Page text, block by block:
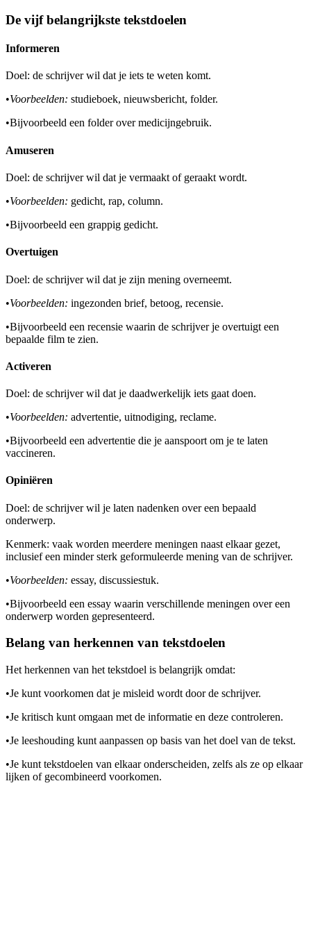
De vijf belangrijkste tekstdoelen
Informeren
Doel: de schrijver wil dat je iets te weten komt.
•Voorbeelden: studieboek, nieuwsbericht, folder.
•Bijvoorbeeld een folder over medicijngebruik.
Amuseren
Doel: de schrijver wil dat je vermaakt of geraakt wordt.
•Voorbeelden: gedicht, rap, column.
•Bijvoorbeeld een grappig gedicht.
Overtuigen
Doel: de schrijver wil dat je zijn mening overneemt.
•Voorbeelden: ingezonden brief, betoog, recensie.
•Bijvoorbeeld een recensie waarin de schrijver je overtuigt een
bepaalde film te zien.
Activeren
Doel: de schrijver wil dat je daadwerkelijk iets gaat doen.
•Voorbeelden: advertentie, uitnodiging, reclame.
•Bijvoorbeeld een advertentie die je aanspoort om je te laten
vaccineren.
Opiniëren
Doel: de schrijver wil je laten nadenken over een bepaald
onderwerp.
Kenmerk: vaak worden meerdere meningen naast elkaar gezet,
inclusief een minder sterk geformuleerde mening van de schrijver.
•Voorbeelden: essay, discussiestuk.
•Bijvoorbeeld een essay waarin verschillende meningen over een
onderwerp worden gepresenteerd.
Belang van herkennen van tekstdoelen
Het herkennen van het tekstdoel is belangrijk omdat:
•Je kunt voorkomen dat je misleid wordt door de schrijver.
•Je kritisch kunt omgaan met de informatie en deze controleren.
•Je leeshouding kunt aanpassen op basis van het doel van de tekst.
•Je kunt tekstdoelen van elkaar onderscheiden, zelfs als ze op elkaar
lijken of gecombineerd voorkomen.